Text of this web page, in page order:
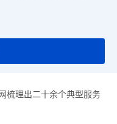
梳理出二十余个典型服务